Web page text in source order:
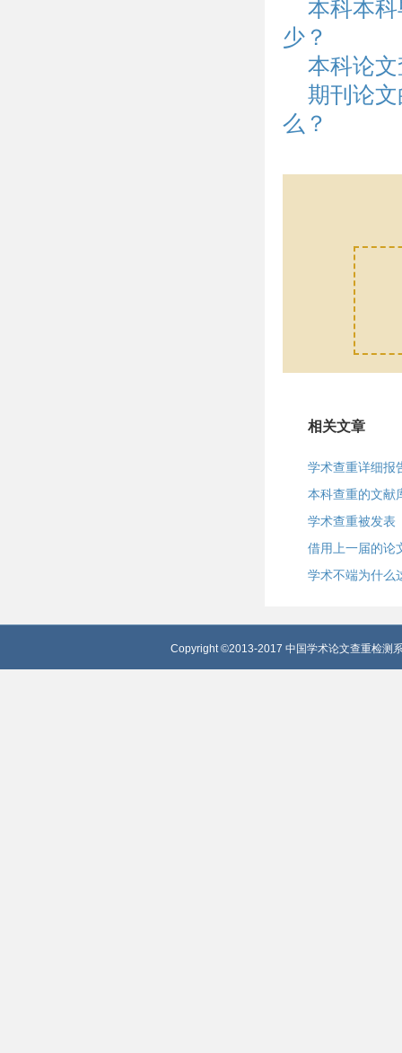
本科本
少？
本科论
期刊论
么？
相关文章
学术查重详细报
本科查重的文献
学术查重被发表
借用上一届的论
学术不端为什么
Copyright ©2013-2017 中国学术论文查重检